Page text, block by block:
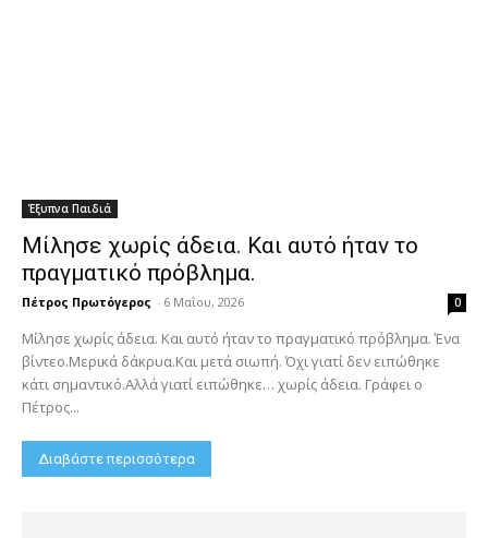
Έξυπνα Παιδιά
Μίλησε χωρίς άδεια. Και αυτό ήταν το
πραγματικό πρόβλημα.
Πέτρος Πρωτόγερος - 6 Μαΐου, 2026 0
Μίλησε χωρίς άδεια. Και αυτό ήταν το πραγματικό πρόβλημα. Ένα
βίντεο.Μερικά δάκρυα.Και μετά σιωπή. Όχι γιατί δεν ειπώθηκε
κάτι σημαντικό.Αλλά γιατί ειπώθηκε… χωρίς άδεια. Γράφει ο
Πέτρος...
Διαβάστε περισσότερα